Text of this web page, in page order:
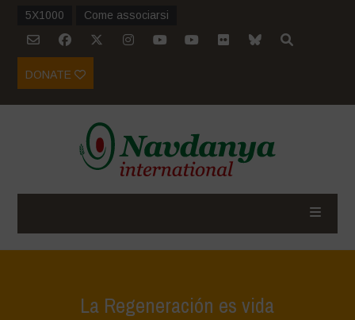
5X1000 Come associarsi
DONATE
La Regeneración es vida